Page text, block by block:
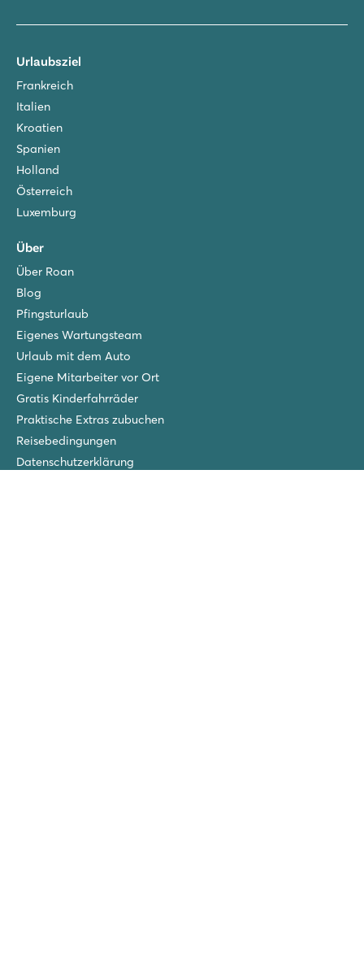
Urlaubsziel
Frankreich
Italien
Kroatien
Spanien
Holland
Österreich
Luxemburg
Über
Über Roan
Blog
Pfingsturlaub
Eigenes Wartungsteam
Urlaub mit dem Auto
Eigene Mitarbeiter vor Ort
Gratis Kinderfahrräder
Praktische Extras zubuchen
Reisebedingungen
Datenschutzerklärung